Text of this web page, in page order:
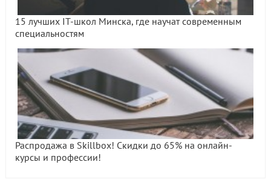
15 лучших IT-школ Минска, где научат современным
специальностям
Распродажа в Skillbox! Скидки до 65% на онлайн-
курсы и профессии!